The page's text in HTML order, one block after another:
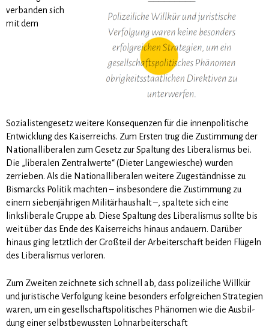
verbanden sich
mit dem
Sozialistengesetz weitere Konsequenzen für die innenpolitische
Entwicklung des Kaiserreichs. Zum Ersten trug die Zustimmung der
Nationalliberalen zum Gesetz zur Spaltung des Liberalismus bei.
Die „liberalen Zentralwerte“ (Dieter Langewiesche) wurden
zerrieben. Als die Na­tio­nal­liberalen weitere Zugeständnisse zu
Bismarcks Politik machten – insbeson­dere die Zustim­mung zu
einem siebenjährigen Militärhaushalt –, spaltete sich eine
linksliberale Gruppe ab. Diese Spaltung des Liberalismus sollte bis
weit über das Ende des Kaiserreichs hinaus andauern. Darüber
hinaus ging letztlich der Großteil der Arbeiterschaft beiden Flügeln
des Liberalismus ver­loren.
Zum Zweiten zeichnete sich schnell ab, dass polizeiliche Willkür
und juristische Verfolgung keine be­sonders erfolgreichen Strategien
waren, um ein gesellschaftspolitisches Phänomen wie die Ausbil­
dung einer selbstbewussten Lohnarbeiterschaft